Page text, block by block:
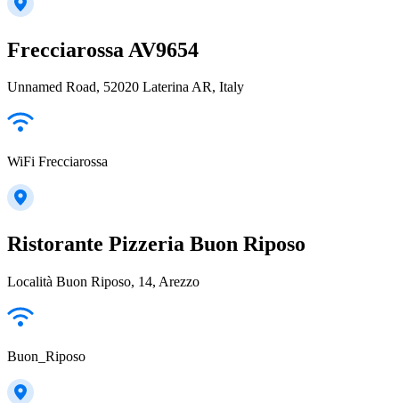
Frecciarossa AV9654
Unnamed Road, 52020 Laterina AR, Italy
WiFi Frecciarossa
Ristorante Pizzeria Buon Riposo
Località Buon Riposo, 14, Arezzo
Buon_Riposo